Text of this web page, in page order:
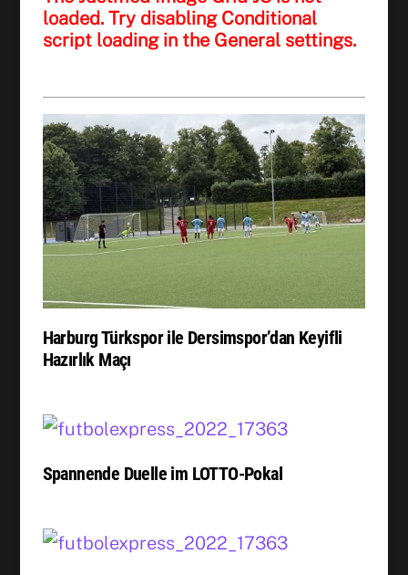
loaded. Try disabling Conditional
script loading in the General settings.
Harburg Türkspor ile Dersimspor’dan Keyifli
Hazırlık Maçı
Spannende Duelle im LOTTO-Pokal